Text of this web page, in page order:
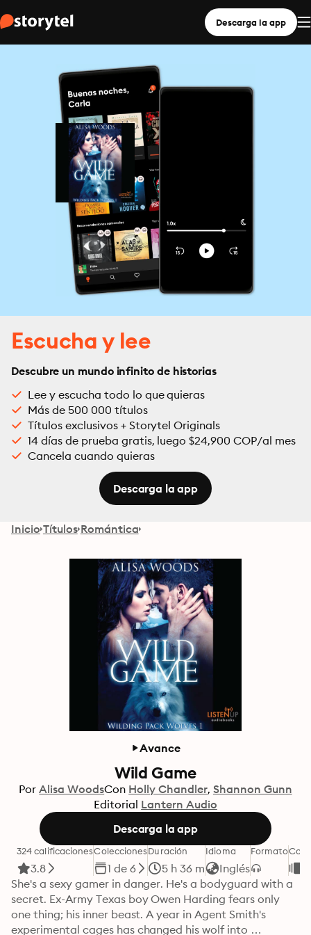
Descarga la app
Escucha y lee
Descubre un mundo infinito de historias
Lee y escucha todo lo que quieras
Más de 500 000 títulos
Títulos exclusivos + Storytel Originals
14 días de prueba gratis, luego $24,900 COP/al mes
Cancela cuando quieras
Descarga la app
Inicio Títulos Romántica
Avance
Wild Game
Por Alisa WoodsCon Holly Chandler Shannon Gunn
Editorial Lantern Audio
Descarga la app
324 calificaciones
3.8
Colecciones
1 de 6
Duración
5 h 36 m
Idioma
Inglés
Formato
She's a sexy gamer in danger. He's a bodyguard with a
secret. Ex-Army Texas boy Owen Harding fears only
one thing; his inner beast. A year in Agent Smith's
experimental cages has changed his wolf into